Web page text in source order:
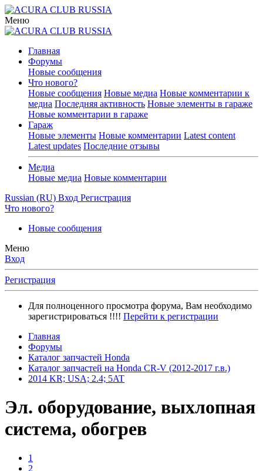
Меню
Главная
Форумы
Новые сообщения
Что нового?
Новые сообщения Новые медиа Новые комментарии к
медиа Последняя активность Новые элементы в гараже
Новые комментарии в гараже
Гараж
Новые элементы Новые комментарии Latest content
Latest updates Последние отзывы
Медиа
Новые медиа Новые комментарии
Russian (RU) Вход Регистрация
Что нового?
Новые сообщения
Меню
Вход
Регистрация
Для полноценного просмотра форума, Вам необходимо
зарегистрироваться !!!! Перейти к регистрации
Главная
Форумы
Каталог запчастей Honda
Каталог запчастей на Honda CR-V (2012-2017 г.в.)
2014 KR; USA; 2.4; 5AT
Эл. оборудование, выхлопная
система, обогрев
1
2